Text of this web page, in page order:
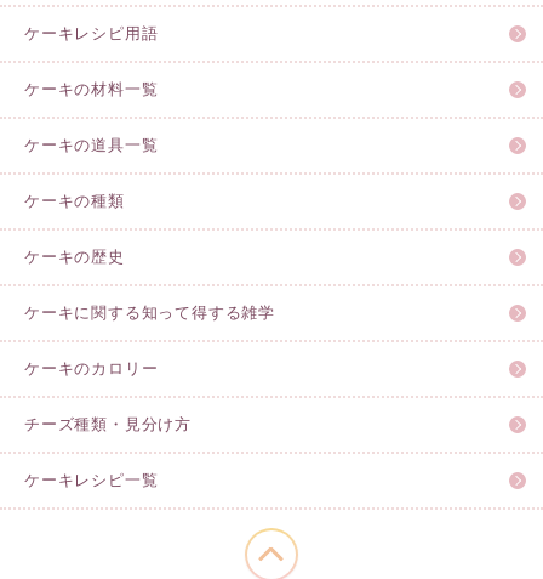
ケーキレシピ用語
ケーキの材料一覧
ケーキの道具一覧
ケーキの種類
ケーキの歴史
ケーキに関する知って得する雑学
ケーキのカロリー
チーズ種類・見分け方
ケーキレシピ一覧